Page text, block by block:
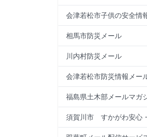
会津若松市子供の安全情
相馬市防災メール
川内村防災メール
会津若松市防災情報メー
福島県土木部メールマガ
須賀川市 すかがわ安心